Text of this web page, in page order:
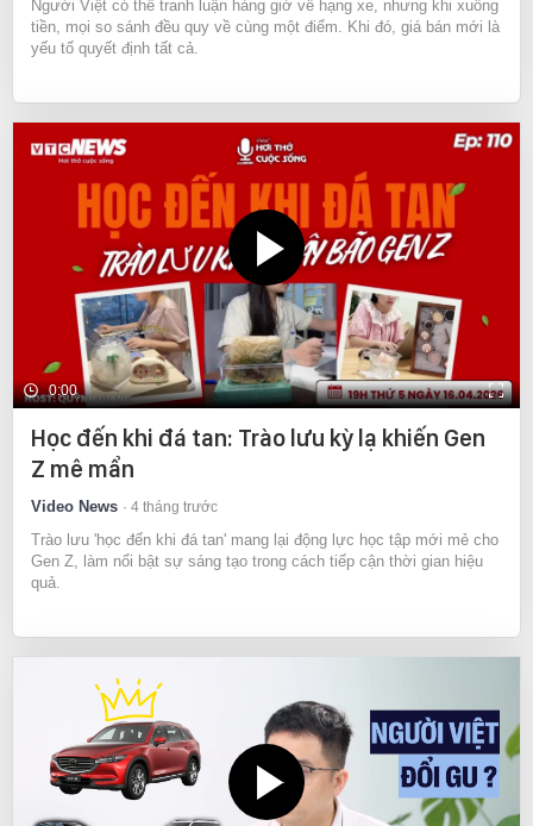
Người Việt có thể tranh luận hàng giờ về hạng xe, nhưng khi xuống
tiền, mọi so sánh đều quy về cùng một điểm. Khi đó, giá bán mới là
yếu tố quyết định tất cả.
0:00
Học đến khi đá tan: Trào lưu kỳ lạ khiến Gen
Z mê mẩn
Video News 4 tháng trước
Trào lưu 'học đến khi đá tan' mang lại động lực học tập mới mẻ cho
Gen Z, làm nổi bật sự sáng tạo trong cách tiếp cận thời gian hiệu
quả.